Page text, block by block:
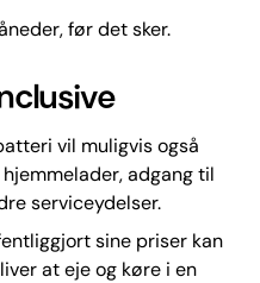
før det sker.
vil muligvis også
adgang til
serviceydelser.
sine priser kan
at eje og køre i en